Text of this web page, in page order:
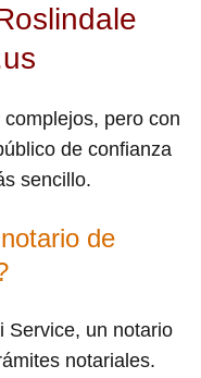
pero con
de confianza
sencillo.
de
Service, un notario
notariales.